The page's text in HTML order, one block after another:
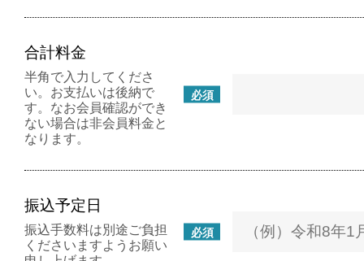
合計料金
必須
半角で入力してくださ
い。お支払いは後納で
す。なお会員確認ができ
ない場合は非会員料金と
なります。
振込予定日
必須
振込手数料は別途ご負担
くださいますようお願い